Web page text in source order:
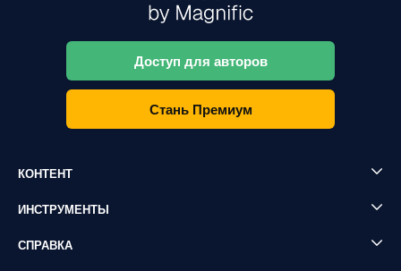
Доступ для авторов
Стань Премиум
КОНТЕНТ
ИНСТРУМЕНТЫ
СПРАВКА